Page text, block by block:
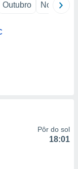
Outubro Novembro
Pôr do sol
18:01